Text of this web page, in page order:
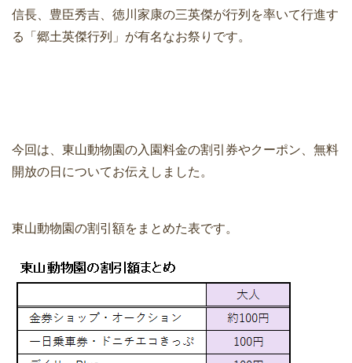
信長、豊臣秀吉、徳川家康の三英傑が行列を率いて行進す
る「郷土英傑行列」が有名なお祭りです。
今回は、東山動物園の入園料金の割引券やクーポン、無料
開放の日についてお伝えしました。
東山動物園の割引額をまとめた表です。